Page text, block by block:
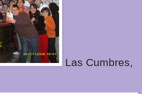
Las Cumbres,